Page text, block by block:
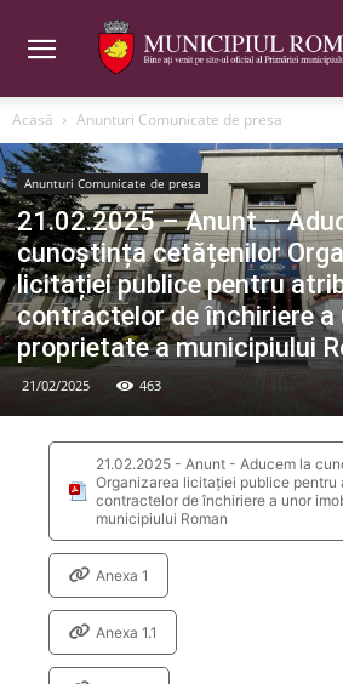
Acasă Anunturi Comunicate de presa
Anunturi Comunicate de presa
21.02.2025 – Anunt –
cunoștința cetățenilor
licitației publice pentru
contractelor de închiriere a
proprietate a municipiului
21/02/2025 463
21.02.2025 - Anunt - Aducem la
Organizarea licitației publice pentru
contractelor de închiriere a unor
municipiului Roman
Anexa 1
Anexa 1.1